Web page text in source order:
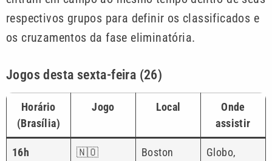
respectivos grupos para definir os classificados e
os cruzamentos da fase eliminatória.
Jogos desta sexta-feira (26)
Horário
(Brasília)
Jogo Local
Onde
assistir
16h
🇳🇴
Boston
Globo,